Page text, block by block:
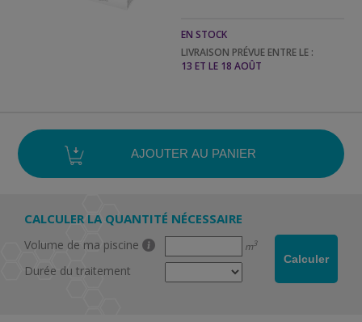
EN STOCK
LIVRAISON PRÉVUE ENTRE LE :
13 ET LE 18 AOÛT
CALCULER LA QUANTITÉ NÉCESSAIRE
Volume de ma piscine m3
Durée du traitement